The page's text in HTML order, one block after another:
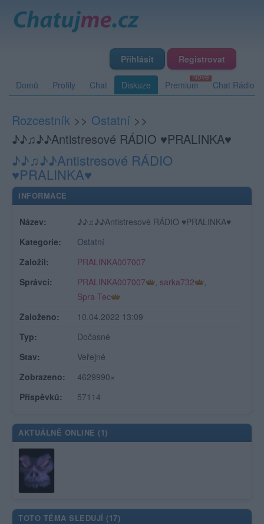
Přihlásit Registrovat
Domů Profily Chat Diskuze Premium Chat Rádio
Rozcestník >> Ostatní >>
♪♪♫♪♪Antistresové RÁDIO ♥PRALINKA♥
♪♪♫♪♪Antistresové RÁDIO
♥PRALINKA♥
INFORMACE
Název:
♪♪♫♪♪Antistresové RÁDIO ♥PRALINKA♥
Kategorie:
Ostatní
Založil:
PRALINKA007007
Správci:
PRALINKA007007 , sarka732
,
Spra-Tec
Založeno:
10.04.2022 13:09
Typ:
Dočasné
Stav:
Veřejné
Zobrazeno:
4629990×
Příspěvků:
57114
AKTUÁLNĚ ONLINE (1)
TOTO TÉMA SLEDUJÍ (17)